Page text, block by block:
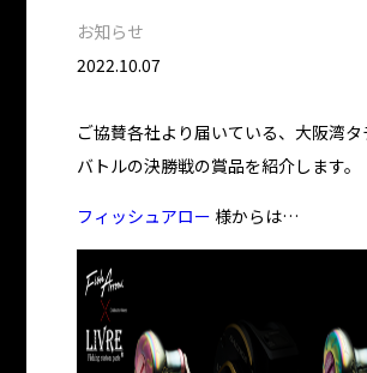
お知らせ
2022.10.07
ご協賛各社より届いている、大阪湾タ
バトルの決勝戦の賞品を紹介します。
フィッシュアロー 様からは…